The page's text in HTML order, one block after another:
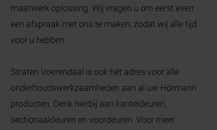
maatwerk oplossing. Wij vragen u om eerst even
een afspraak met ons te maken, zodat wij alle tijd
voor u hebben.
Straten Voerendaal is ook hét adres voor alle
onderhoudswerkzaamheden aan al uw Hörmann
producten. Denk hierbij aan kanteldeuren,
sectionaaldeuren en voordeuren. Voor meer